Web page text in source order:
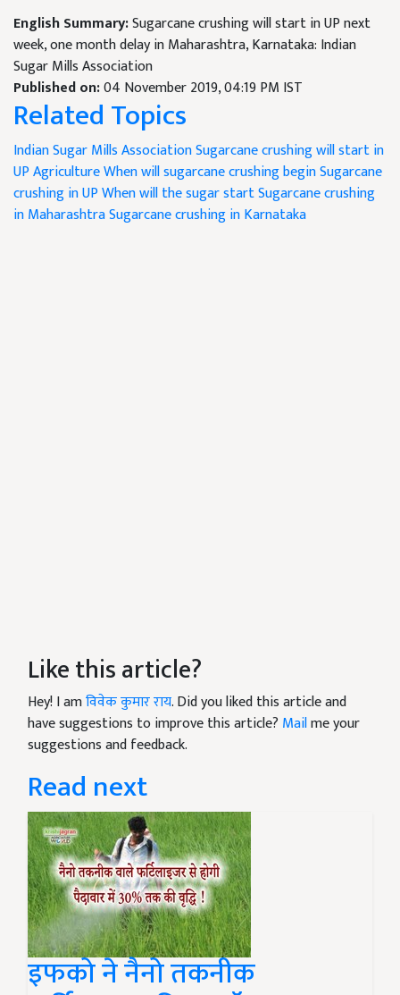
English Summary:Sugarcane crushing will start in UP next
week, one month delay in Maharashtra, Karnataka: Indian
Sugar Mills Association
Published on:04 November 2019, 04:19 PM IST
Related Topics
Indian Sugar Mills AssociationSugarcane crushing will start in
UPAgricultureWhen will sugarcane crushing beginSugarcane
crushing in UPWhen will the sugar startSugarcane crushing
in MaharashtraSugarcane crushing in Karnataka
Like this article?
Hey! I amविवेक कुमार राय. Did you liked this article and
have suggestions to improve this article? Mailme your
suggestions and feedback.
Read next
इफको ने नैनो तकनीक